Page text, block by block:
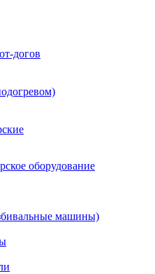
догов
оборудование
машины)